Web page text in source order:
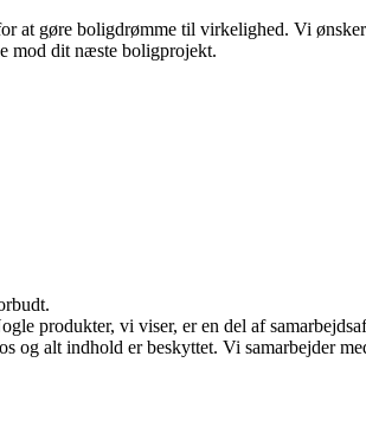
at gøre boligdrømme til virkelighed. Vi
mod dit næste boligprojekt.
produkter, vi viser, er en del af
og alt indhold er beskyttet. Vi samarbejder